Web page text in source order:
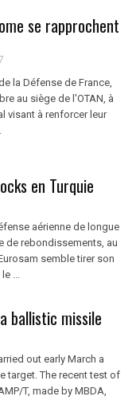
se rapprochent
la Défense de France,
au siège de l'OTAN, à
visant à renforcer leur
en Turquie
aérienne de longue
de rebondissements, au
semble tirer son
...
ballistic missile
out early March a
target. The recent test of
T, made by MBDA,